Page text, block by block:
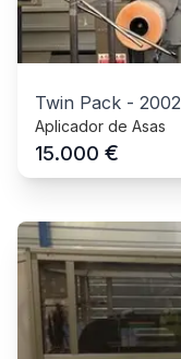
Twin Pack - 2002
Aplicador de Asas
15.000 €